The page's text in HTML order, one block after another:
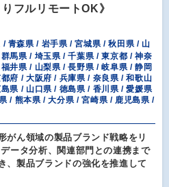
フルリモートOK》
/ 青森県 / 岩手県 / 宮城県 / 秋田県 / 山
馬県 / 埼玉県 / 千葉県 / 東京都 / 神奈
井県 / 山梨県 / 長野県 / 岐阜県 / 静岡
府 / 大阪府 / 兵庫県 / 奈良県 / 和歌山
県 / 山口県 / 徳島県 / 香川県 / 愛媛県
/ 熊本県 / 大分県 / 宮崎県 / 鹿児島県 /
がん領域の製品ブランド戦略をリ
ータ分析、関連部門との連携まで
、製品ブランドの強化を推進して